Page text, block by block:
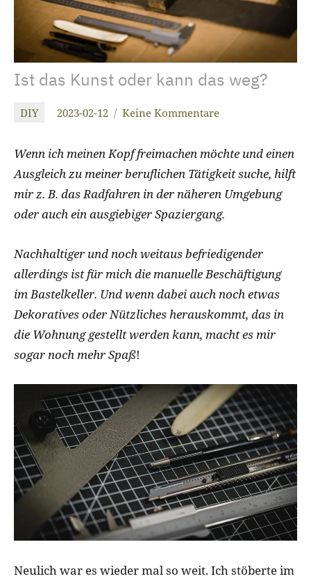
Ist das Kunst oder kann das weg?
DIY 2023-02-12
christiandrab
Keine Kommentare
Wenn ich meinen Kopf freimachen möchte und einen
Ausgleich zu meiner beruflichen Tätigkeit suche, hilft
mir z. B. das Radfahren in der näheren Umgebung
oder auch ein ausgiebiger Spaziergang.
Nachhaltiger und noch weitaus befriedigender
allerdings ist für mich die manuelle Beschäftigung
im Bastelkeller. Und wenn dabei auch noch etwas
Dekoratives oder Nützliches herauskommt, das in
die Wohnung gestellt werden kann, macht es mir
sogar noch mehr Spaß!
Neulich war es wieder mal so weit. Ich stöberte im